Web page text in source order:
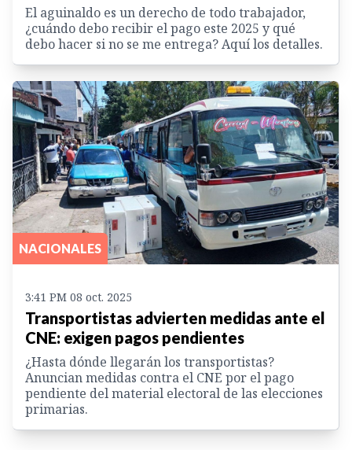
El aguinaldo es un derecho de todo trabajador,
¿cuándo debo recibir el pago este 2025 y qué
debo hacer si no se me entrega? Aquí los detalles.
NACIONALES
3:41 PM 08 oct. 2025
Transportistas advierten medidas ante el
CNE: exigen pagos pendientes
¿Hasta dónde llegarán los transportistas?
Anuncian medidas contra el CNE por el pago
pendiente del material electoral de las elecciones
primarias.